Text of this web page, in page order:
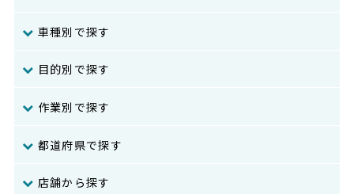
車種別で探す
目的別で探す
作業別で探す
都道府県で探す
店舗から探す